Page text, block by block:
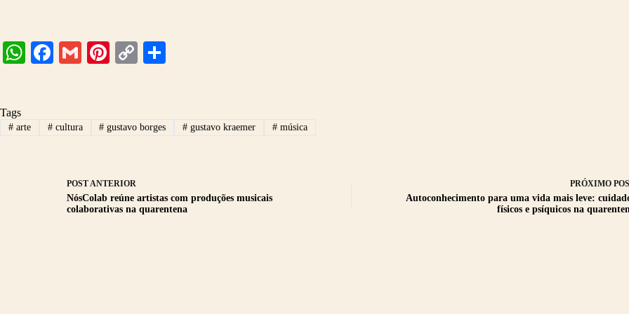
W
A
Fa
ok
G
Pi
es
C
Li
Tags
#arte #cultura # gustavo borges # gustavo kraemer # música
POSTANTERIOR
NósColab reúne artistas com produções musicais
colaborativas na quarentena
PRÓXIMO
Autoconhecimento para uma vida mais leve:
físicos e psíquicos na